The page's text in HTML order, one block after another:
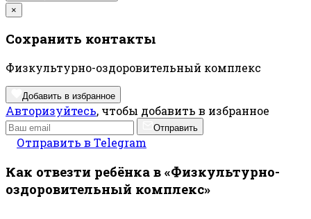
×
Сохранить контакты
Физкультурно-оздоровительный комплекс
Добавить в избранное
Авторизуйтесь, чтобы добавить в избранное
Отправить
Отправить в Telegram
Как отвезти ребёнка в «Физкультурно-
оздоровительный комплекс»